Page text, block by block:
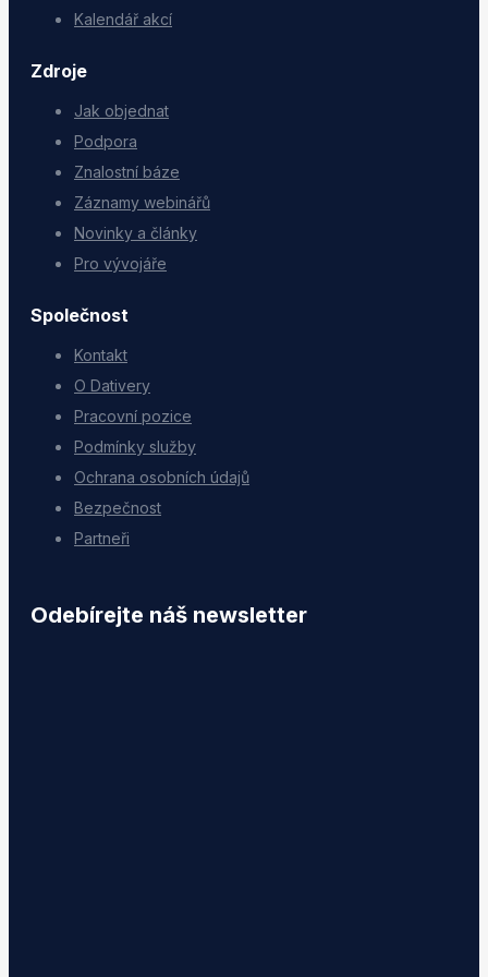
Kalendář akcí
Zdroje
Jak objednat
Podpora
Znalostní báze
Záznamy webinářů
Novinky a články
Pro vývojáře
Společnost
Kontakt
O Dativery
Pracovní pozice
Podmínky služby
Ochrana osobních údajů
Bezpečnost
Partneři
Odebírejte náš newsletter